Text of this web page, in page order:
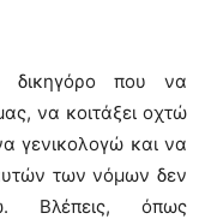
δικηγόρο που να
να κοιτάξει οχτώ
γενικολογώ και να
των νόμων δεν
Βλέπεις, όπως